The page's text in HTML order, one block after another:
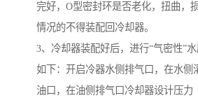
完好，O型密封环是否老化，扭曲，
情况的不得装配回冷却器。
3、冷却器装配好后，进行“气密性”
如下：开启冷器水侧排气口，在水侧
油口，在油侧排气口冷却器设计压力